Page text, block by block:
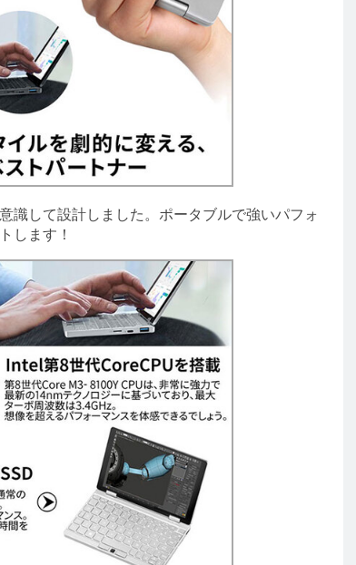
して設計しました。ポータブルで強いパフォ
します！